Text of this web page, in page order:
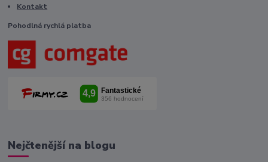
Kontakt
Pohodlná rychlá platba
Nejčtenější na blogu